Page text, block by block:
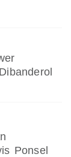
Ponsel